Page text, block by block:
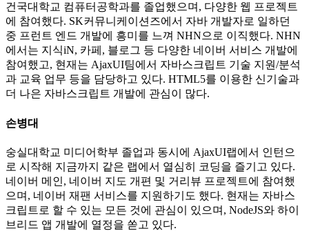
건국대학교 컴퓨터공학과를 졸업했으며, 다양한 웹 프로젝트
에 참여했다. SK커뮤니케이션즈에서 자바 개발자로 일하던
중 프런트 엔드 개발에 흥미를 느껴 NHN으로 이직했다. NHN
에서는 지식iN, 카페, 블로그 등 다양한 네이버 서비스 개발에
참여했고, 현재는 AjaxUI팀에서 자바스크립트 기술 지원/분석
과 교육 업무 등을 담당하고 있다. HTML5를 이용한 신기술과
더 나은 자바스크립트 개발에 관심이 많다.
손병대
숭실대학교 미디어학부 졸업과 동시에 AjaxUI랩에서 인턴으
로 시작해 지금까지 같은 랩에서 열심히 코딩을 즐기고 있다.
네이버 메인, 네이버 지도 개편 및 거리뷰 프로젝트에 참여했
으며, 네이버 재팬 서비스를 지원하기도 했다. 현재는 자바스
크립트로 할 수 있는 모든 것에 관심이 있으며, NodeJS와 하이
브리드 앱 개발에 열정을 쏟고 있다.